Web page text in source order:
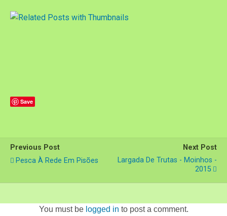
Save
Previous Post
Pesca À Rede Em Pisões
Next Post
Largada De Trutas - Moinhos -
2015
You must be logged in to post a comment.